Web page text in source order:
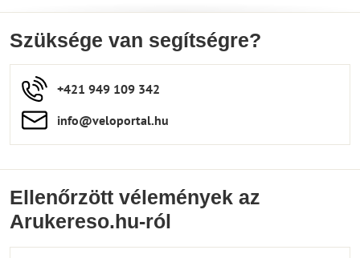
Szüksége van segítségre?
+421 949 109 342
info​​@veloportal​.hu
Ellenőrzött vélemények az
Arukereso.hu-ról